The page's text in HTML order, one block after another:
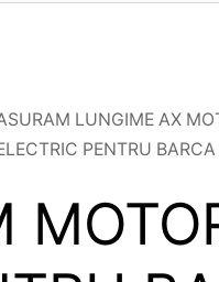
LUNGIME AX
PENTRU BARCA